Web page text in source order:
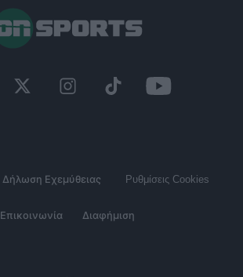
Δήλωση Εχεμύθειας Ρυθμίσεις Cookies
Επικοινωνία Διαφήμιση